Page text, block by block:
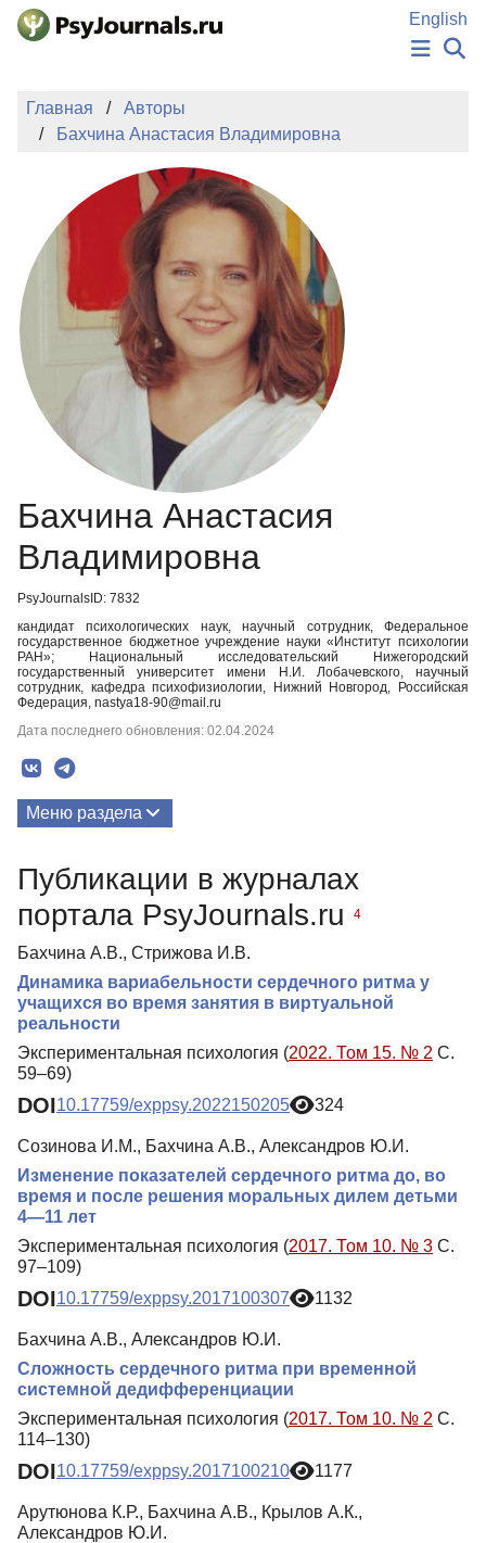
Перейти к основному содержанию
English
ИЗДАНИЯ
АВТОРЫ
ПОДАТЬ РУКОПИСЬ
БАЗА ЗНАНИЙ
КЛЮЧЕВЫЕ СЛОВА
Регистрация
Главная
Авторы
Бахчина Анастасия Владимировна
Бахчина Анастасия
Владимировна
PsyJournalsID: 7832
кандидат психологических наук, научный сотрудник, Федеральное
государственное бюджетное учреждение науки «Институт психологии
РАН»; Национальный исследовательский Нижегородский
государственный университет имени Н.И. Лобачевского, научный
сотрудник, кафедра психофизиологии, Нижний Новгород, Российская
Федерация, nastya18-90@mail.ru
Дата последнего обновления: 02.04.2024
Меню раздела
Публикации в журналах
портала PsyJournals.ru
4
Бахчина А.В., Стрижова И.В.
Динамика вариабельности сердечного ритма у
учащихся во время занятия в виртуальной
реальности
Экспериментальная психология (2022. Том 15. № 2 С.
59–69)
DOI10.17759/exppsy.2022150205 324
Созинова И.М., Бахчина А.В., Александров Ю.И.
Изменение показателей сердечного ритма до, во
время и после решения моральных дилем детьми
4—11 лет
Экспериментальная психология (2017. Том 10. № 3 С.
97–109)
DOI10.17759/exppsy.2017100307 1132
Бахчина А.В., Александров Ю.И.
Сложность сердечного ритма при временной
системной дедифференциации
Экспериментальная психология (2017. Том 10. № 2 С.
114–130)
DOI10.17759/exppsy.2017100210 1177
Арутюнова К.Р., Бахчина А.В., Крылов А.К.,
Александров Ю.И.